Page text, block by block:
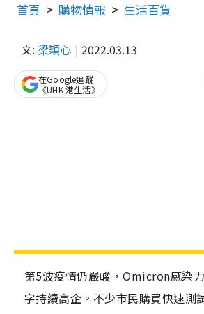
首頁 購物情報 生活百貨
文: 梁穎心 2022.03.13
在Google追蹤
《UHK 港生活》
第5波疫情仍嚴峻，Omicron感染
字持續高企。不少市民購買快速測